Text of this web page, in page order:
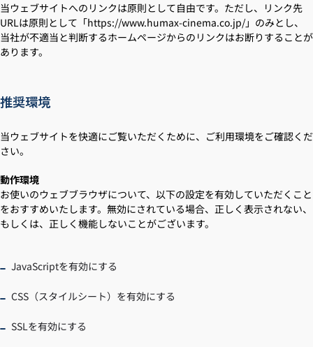
当ウェブサイトへのリンクは原則として自由です。ただし、リンク先
URLは原則として「https://www.humax-cinema.co.jp/」のみとし、
当社が不適当と判断するホームページからのリンクはお断りすることが
あります。
推奨環境
当ウェブサイトを快適にご覧いただくために、ご利用環境をご確認くだ
さい。
動作環境
お使いのウェブブラウザについて、以下の設定を有効していただくこと
をおすすめいたします。無効にされている場合、正しく表示されない、
もしくは、正しく機能しないことがございます。
JavaScriptを有効にする
CSS（スタイルシート）を有効にする
SSLを有効にする